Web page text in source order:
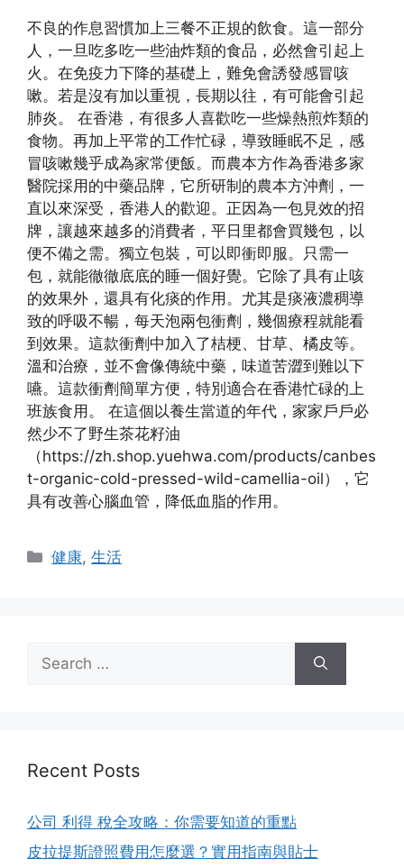
不良的作息習慣加上三餐不正規的飲食。這一部分
人，一旦吃多吃一些油炸類的食品，必然會引起上
火。在免疫力下降的基礎上，難免會誘發感冒咳
嗽。若是沒有加以重視，長期以往，有可能會引起
肺炎。 在香港，有很多人喜歡吃一些燥熱煎炸類的
食物。再加上平常的工作忙碌，導致睡眠不足，感
冒咳嗽幾乎成為家常便飯。而農本方作為香港多家
醫院採用的中藥品牌，它所研制的農本方沖劑，一
直以來深受，香港人的歡迎。正因為一包見效的招
牌，讓越來越多的消費者，平日里都會買幾包，以
便不備之需。獨立包裝，可以即衝即服。只需一
包，就能徹徹底底的睡一個好覺。它除了具有止咳
的效果外，還具有化痰的作用。尤其是痰液濃稠導
致的呼吸不暢，每天泡兩包衝劑，幾個療程就能看
到效果。這款衝劑中加入了桔梗、甘草、橘皮等。
溫和治療，並不會像傳統中藥，味道苦澀到難以下
嚥。這款衝劑簡單方便，特別適合在香港忙碌的上
班族食用。 在這個以養生當道的年代，家家戶戶必
然少不了野生茶花籽油
（https://zh.shop.yuehwa.com/products/canbes
t-organic-cold-pressed-wild-camellia-oil），它
具有改善心腦血管，降低血脂的作用。
Categories
健康,生活
for:
Recent Posts
公司 利得 稅全攻略：你需要知道的重點
皮拉提斯證照費用怎麼選？實用指南與貼士